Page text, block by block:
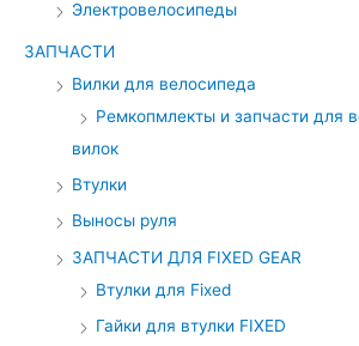
Электровелосипеды
ЗАПЧАСТИ
Вилки для велосипеда
Ремкопмлекты и запчасти для
вилок
Втулки
Выносы руля
ЗАПЧАСТИ ДЛЯ FIXED GEAR
Втулки для Fixed
Гайки для втулки FIXED